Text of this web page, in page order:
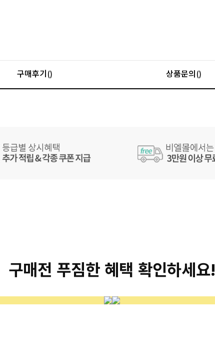
구매후기() 상품문의()
구매전 푸짐한 혜택 확인하세요!